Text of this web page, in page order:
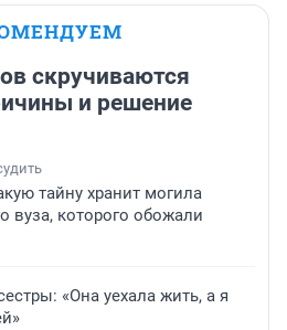
скручиваются
и решение
тайну хранит могила
вуза, которого обожали
«Она уехала жить, а я